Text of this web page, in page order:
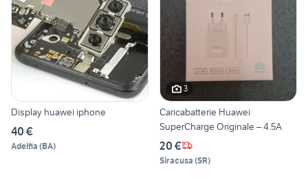
Display huawei iphone
40 €
Adelfia (BA)
3
Caricabatterie Huawei
SuperCharge Originale – 4.5A
20 €
Siracusa (SR)